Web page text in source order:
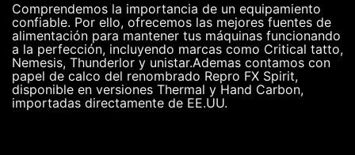
Comprendemos la importancia de un equipamiento
confiable. Por ello, ofrecemos las mejores fuentes de
alimentación para mantener tus máquinas funcionando
a la perfección, incluyendo marcas como Critical tatto,
Nemesis, Thunderlor y unistar.Ademas contamos con
papel de calco del renombrado Repro FX Spirit,
disponible en versiones Thermal y Hand Carbon,
importadas directamente de EE.UU.